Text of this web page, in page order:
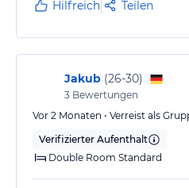
Zwei Tage in der Woche geöffnet.
Rezeption.
Tauchschule / Gymnasium (08.00
Schießen auf dem
Bogen, Petanque, Tischtennis,
Hilfreich Teilen
Jakub (26-30)
3 Bewertungen
Vor 2 Monaten • Verreist als
Verifizierter Aufenthalt
Double Room Standard